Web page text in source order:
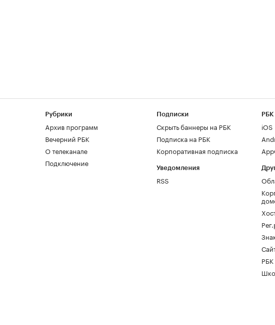
Рубрики
Архив программ
Вечерний РБК
О телеканале
Подключение
Подписки
Скрыть баннеры на РБК
Подписка на РБК
Корпоративная подписка
Уведомления
RSS
РБК
iOS